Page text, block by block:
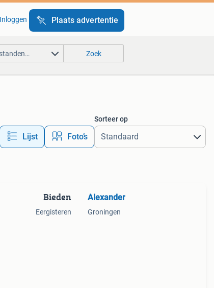
Inloggen Plaats advertentie
Zoek
Lijst Foto’s
Sorteer op
Bieden
Eergisteren
Alexander
Groningen